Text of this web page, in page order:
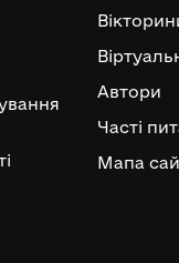
Автори
Часті
Мапа